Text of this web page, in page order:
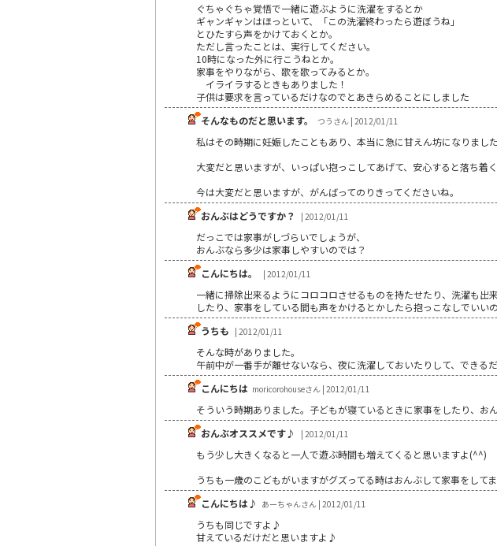
ぐちゃぐちゃ覚悟で一緒に遊ぶように洗濯をするとか
ギャンギャンはほっといて、「この洗濯終わったら遊ぼうね」
とひたすら声をかけておくとか。
ただし言ったことは、実行してください。
10時になった外に行こうねとか。
家事をやりながら、歌を歌ってみるとか。
イライラするときもありました！
子供は要求を言っているだけなのでとあきらめることにしました
そんなものだと思います。
つうさん | 2012/01/11
私はその時期に妊娠したこともあり、本当に急に甘えん坊になりました
大変だと思いますが、いっぱい抱っこしてあげて、安心すると落ち着く
今は大変だと思いますが、がんばってのりきってくださいね。
おんぶはどうですか？
| 2012/01/11
だっこでは家事がしづらいでしょうが、
おんぶなら多少は家事しやすいのでは？
こんにちは。
| 2012/01/11
一緒に掃除出来るようにコロコロさせるものを持たせたり、洗濯も
したり、家事をしている間も声をかけるとかしたら抱っこなしでいい
うちも | 2012/01/11
そんな時がありました。
午前中が一番手が離せないなら、夜に洗濯しておいたりして、できる
こんにちは moricorohouseさん | 2012/01/11
そういう時期ありました。子どもが寝ているときに家事をしたり、お
おんぶオススメです♪
| 2012/01/11
もう少し大きくなると一人で遊ぶ時間も増えてくると思いますよ(^^)
うちも一歳のこどもがいますがグズってる時はおんぶして家事をし
こんにちは♪ あーちゃんさん | 2012/01/11
うちも同じですよ♪
甘えているだけだと思いますよ♪